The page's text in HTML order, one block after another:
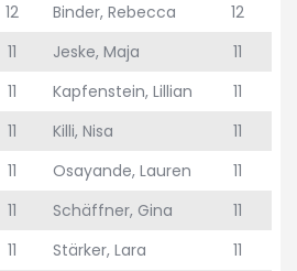
12 Binder, Rebecca
12
11 Jeske, Maja
11
11 Kapfenstein, Lillian
11
11 Killi, Nisa
11
11 Osayande, Lauren
11
11 Schäffner, Gina
11
11 Stärker, Lara
11